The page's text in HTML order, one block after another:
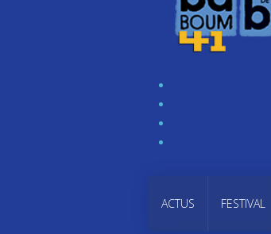
ACTUS FESTIVAL